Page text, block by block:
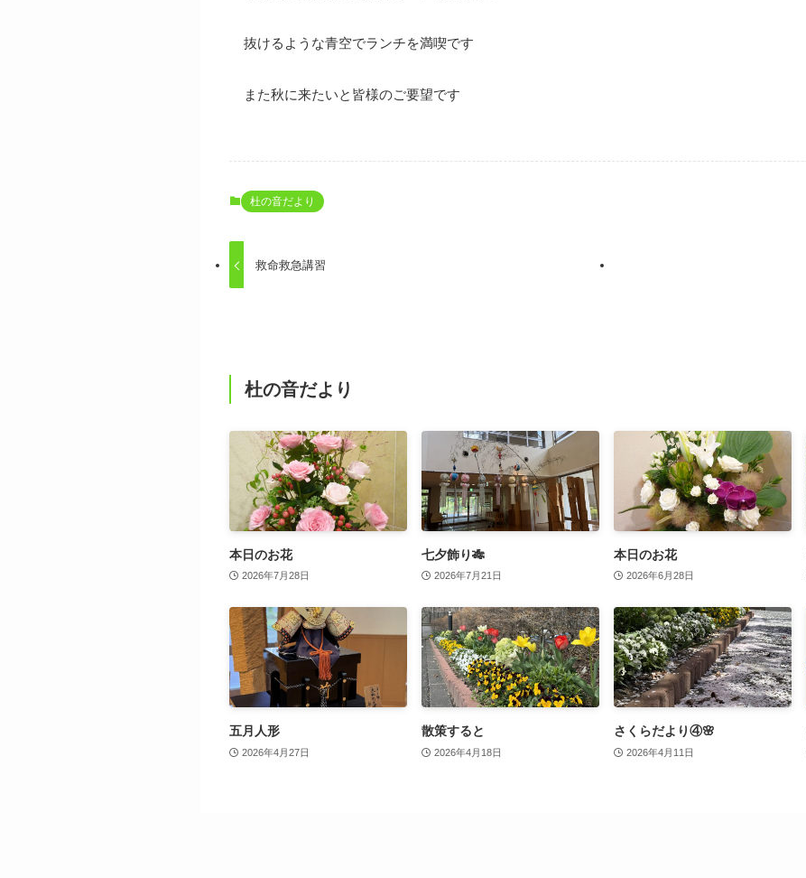
抜けるような青空でランチを満喫です
また秋に来たいと皆様のご要望です
杜の音だより
救命救急講習
杜の音だより
本日のお花
2026年7月28日
七夕飾り🎋
2026年7月21日
本日のお花
2026年6月28日
五月人形
2026年4月27日
散策すると
2026年4月18日
さくらだより④🌸
2026年4月11日